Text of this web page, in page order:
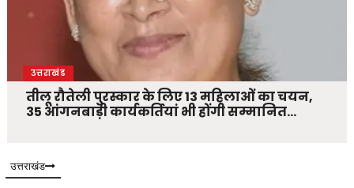
उत्तराखंड
तीलू रौतेली पुरस्कार के लिए 13 महिलाओं का चयन,
35 आंगनबाड़ी कार्यकर्तियां भी होंगी सम्मानित…
उत्तराखंड